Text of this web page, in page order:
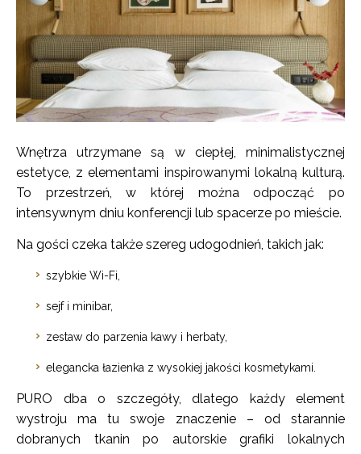
Wnętrza utrzymane są w ciepłej, minimalistycznej
estetyce, z elementami inspirowanymi lokalną kulturą.
To przestrzeń, w której można odpocząć po
intensywnym dniu konferencji lub spacerze po mieście.
Na gości czeka także szereg udogodnień, takich jak:
szybkie Wi-Fi,
sejf i minibar,
zestaw do parzenia kawy i herbaty,
elegancka łazienka z wysokiej jakości kosmetykami.
PURO dba o szczegóły, dlatego każdy element
wystroju ma tu swoje znaczenie – od starannie
dobranych tkanin po autorskie grafiki lokalnych